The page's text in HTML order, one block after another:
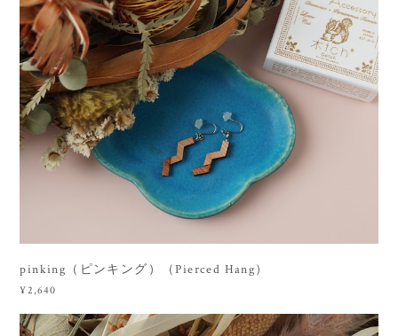
pinking（ピンキング）（Pierced Hang）
¥2,640